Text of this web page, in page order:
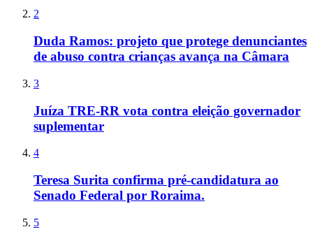
2
Duda Ramos: projeto que protege denunciantes
de abuso contra crianças avança na Câmara
3
Juíza TRE-RR vota contra eleição governador
suplementar
4
Teresa Surita confirma pré-candidatura ao
Senado Federal por Roraima.
5